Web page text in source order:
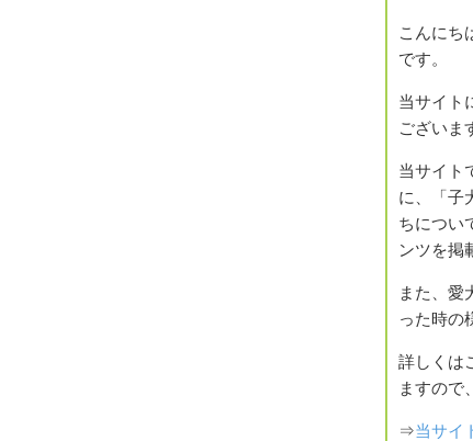
こんにち
です。
当サイト
ございま
当サイト
に、「子
ちについ
ンツを掲
また、愛
った時の
詳しくは
ますので
⇒当サイ